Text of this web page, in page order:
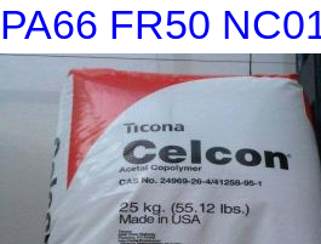
PA66 FR50